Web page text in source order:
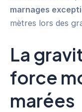
marnages
mètres lors des
La
force
marées